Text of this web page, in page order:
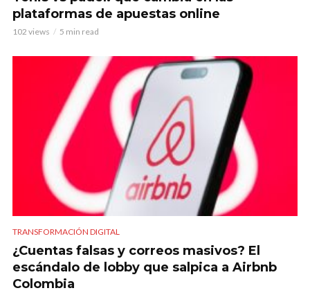
plataformas de apuestas online
102 views 5 min read
TRANSFORMACIÓN DIGITAL
¿Cuentas falsas y correos masivos? El
escándalo de lobby que salpica a Airbnb
Colombia